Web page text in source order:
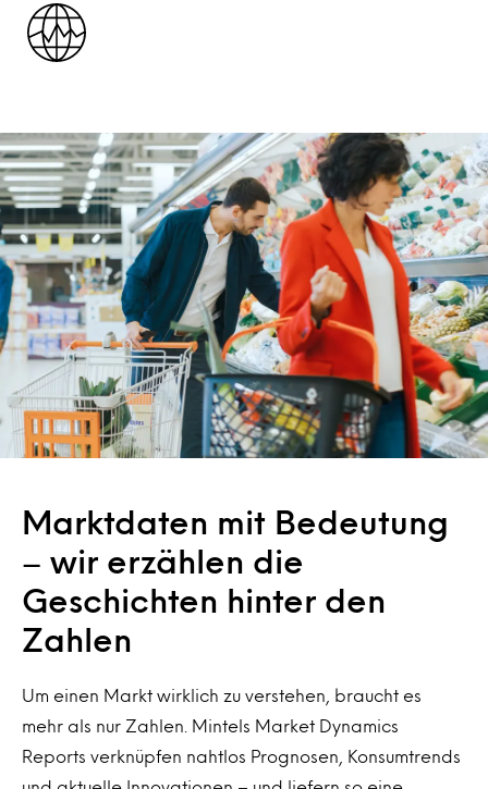
Marktdaten mit Bedeutung
– wir erzählen die
Geschichten hinter den
Zahlen
Um einen Markt wirklich zu verstehen, braucht es
mehr als nur Zahlen. Mintels Market Dynamics
Reports verknüpfen nahtlos Prognosen, Konsumtrends
und aktuelle Innovationen – und liefern so eine